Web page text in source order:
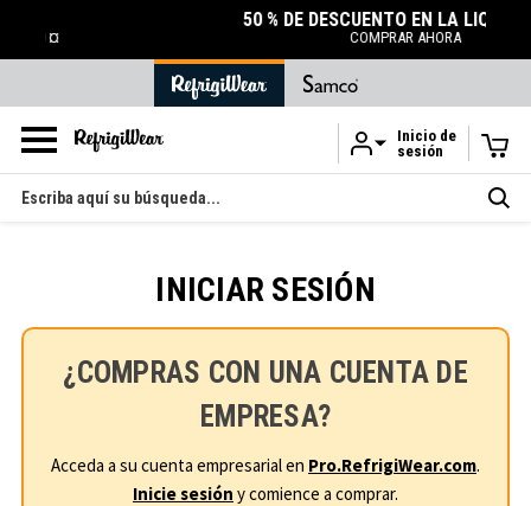
Ir al contenido principal
50 % DE DESCUENTO EN LA LIQUIDACIÓN
COMPRAR AHORA
Inicio de
sesión
Buscar
en
INICIAR SESIÓN
¿COMPRAS CON UNA CUENTA DE
EMPRESA?
Acceda a su cuenta empresarial en Pro.RefrigiWear.com.
Inicie sesión y comience a comprar.